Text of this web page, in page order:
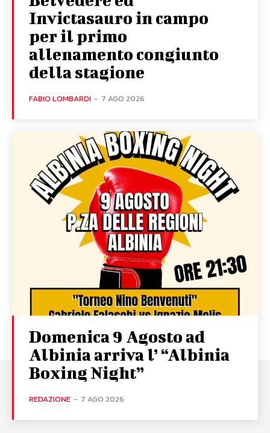
Invictasauro in campo
per il primo
allenamento congiunto
della stagione
FABIO LOMBARDI - 7 AGO 2026
Domenica 9 Agosto ad
Albinia arriva l’ “Albinia
Boxing Night”
REDAZIONE - 7 AGO 2026